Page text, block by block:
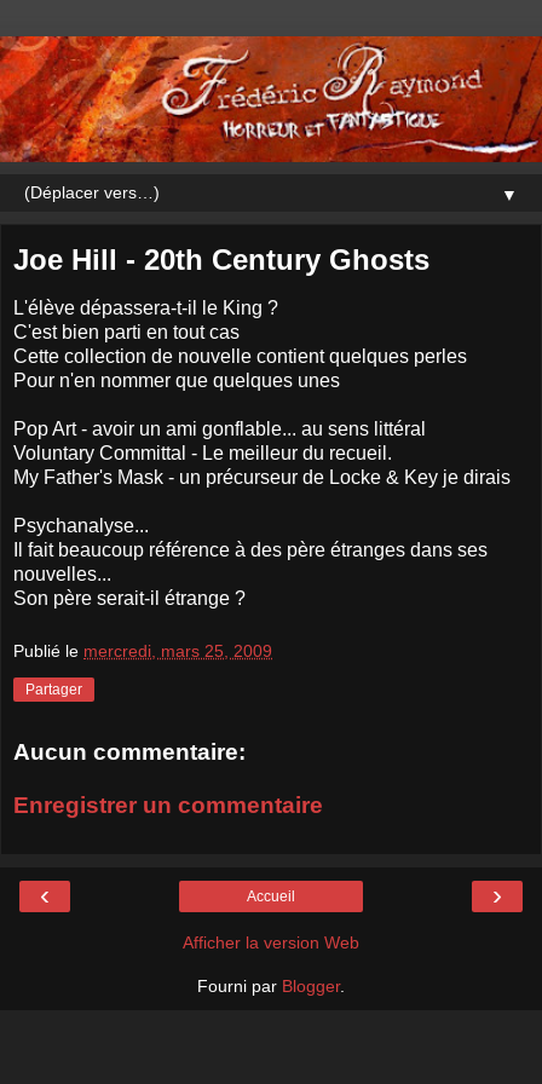
▼
Joe Hill - 20th Century Ghosts
L'élève dépassera-t-il le King ?
C'est bien parti en tout cas
Cette collection de nouvelle contient quelques perles
Pour n'en nommer que quelques unes
Pop Art - avoir un ami gonflable... au sens littéral
Voluntary Committal - Le meilleur du recueil.
My Father's Mask - un précurseur de Locke & Key je dirais
Psychanalyse...
Il fait beaucoup référence à des père étranges dans ses
nouvelles...
Son père serait-il étrange ?
Publié le mercredi, mars 25, 2009
Partager
Aucun commentaire:
Enregistrer un commentaire
‹ ›
Accueil
Afficher la version Web
Fourni par Blogger.